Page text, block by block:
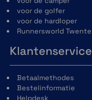
passen
concept.
Nieuw
kunststof
helmstickers
voor de golfer
voor de hardloper
Runnersworld Twente
Klantenservice
Betaalmethodes
Bestelinformatie
Helpdesk